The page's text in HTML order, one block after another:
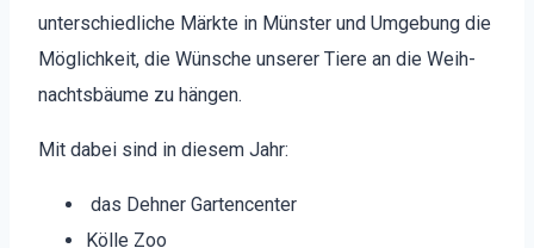
unter­schiedliche Märk­te in Mün­ster und Umge­bung die
Möglichkeit, die Wün­sche unser­er Tiere an die Wei­h­
nachts­bäume zu hän­gen.
Mit dabei sind in diesem Jahr:
das Dehn­er Gar­ten­cen­ter
Kölle Zoo